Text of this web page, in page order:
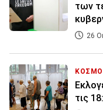
των
26
τις